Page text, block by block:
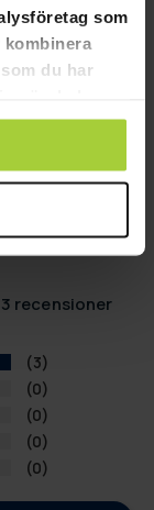
som
kombinera
du har
att säkerställa
inte
recensioner
3
0
0
0
0